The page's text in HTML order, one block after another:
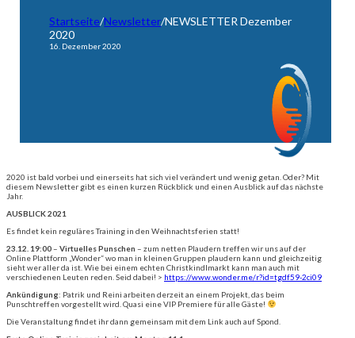
Startseite/Newsletter/NEWSLETTER Dezember
2020
16. Dezember 2020
2020 ist bald vorbei und einerseits hat sich viel verändert und wenig getan. Oder? Mit
diesem Newsletter gibt es einen kurzen Rückblick und einen Ausblick auf das nächste
Jahr.
AUSBLICK 2021
Es findet kein reguläres Training in den Weihnachtsferien statt!
23.12. 19:00– Virtuelles Punschen – zum netten Plaudern treffen wir uns auf der
Online Plattform „Wonder“ wo man in kleinen Gruppen plaudern kann und gleichzeitig
sieht wer aller da ist. Wie bei einem echten Christkindlmarkt kann man auch mit
verschiedenen Leuten reden. Seid dabei! > https://www.wonder.me/r?id=tgdf59-2ci09
Ankündigung: Patrik und Reini arbeiten derzeit an einem Projekt, das beim
Punschtreffen vorgestellt wird. Quasi eine VIP Premiere für alle Gäste!
Die Veranstaltung findet ihr dann gemeinsam mit dem Link auch auf Spond.